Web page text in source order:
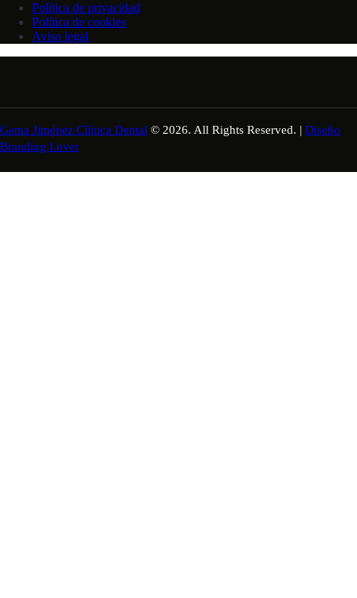
Política de privacidad
Política de cookies
Aviso legal
Gema Jiménez Clínica Dental © 2026. All Rights Reserved. | Diseño
Branding Lover